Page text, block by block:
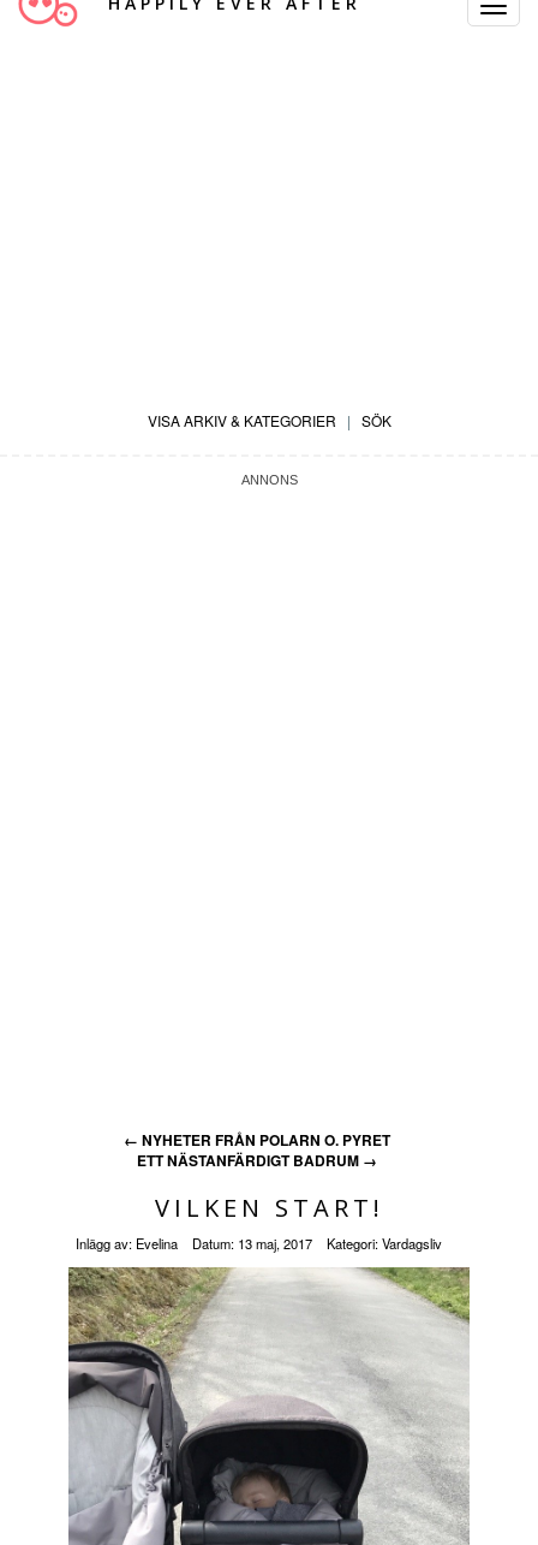
Toggle
VISA ARKIV & KATEGORIER | SÖK
← NYHETER FRÅN POLARN O. PYRET
ETT NÄSTANFÄRDIGT BADRUM →
VILKEN START!
Inlägg av: Evelina Datum: 13 maj, 2017 Kategori:Vardagsliv